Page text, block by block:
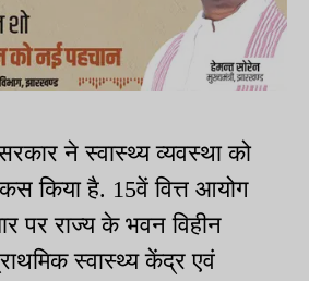
ने स्वास्थ्य व्यवस्था को
किया है. 15वें वित्त आयोग
पर राज्य के भवन विहीन
स्वास्थ्य केंद्र एवं